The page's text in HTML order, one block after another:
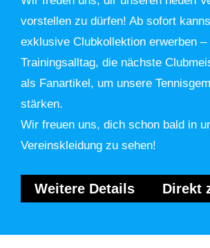
vorstellen zu dürfen! Ab sofort
exklusive Clubkollektion erwerben –
Trainingsalltag, die nächste
als Fanartikel, um unsere
stärken.
Wir freuen uns, dich schon bald in
Vereinskleidung zu sehen!
Weitere Details Direkt